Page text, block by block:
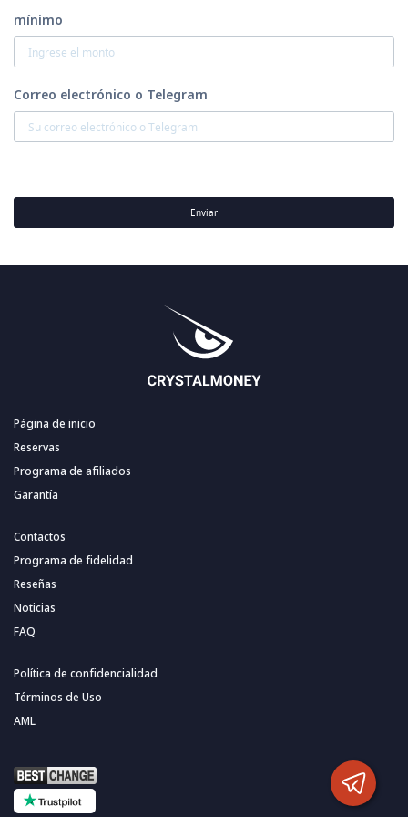
mínimo
Correo electrónico o Telegram
Enviar
Página de inicio
Reservas
Programa de afiliados
Garantía
Contactos
Programa de fidelidad
Reseñas
Noticias
FAQ
Política de confidencialidad
Términos de Uso
AML